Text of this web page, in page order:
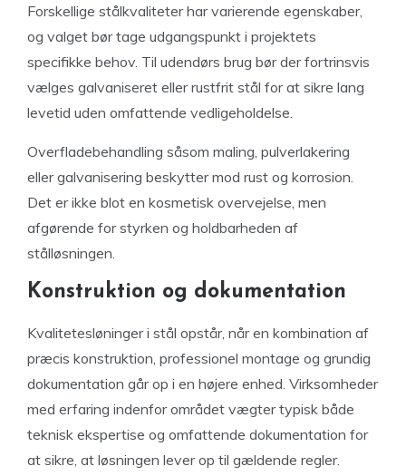
Forskellige stålkvaliteter har varierende egenskaber,
og valget bør tage udgangspunkt i projektets
specifikke behov. Til udendørs brug bør der fortrinsvis
vælges galvaniseret eller rustfrit stål for at sikre lang
levetid uden omfattende vedligeholdelse.
Overfladebehandling såsom maling, pulverlakering
eller galvanisering beskytter mod rust og korrosion.
Det er ikke blot en kosmetisk overvejelse, men
afgørende for styrken og holdbarheden af
stålløsningen.
Konstruktion og dokumentation
Kvalitetesløninger i stål opstår, når en kombination af
præcis konstruktion, professionel montage og grundig
dokumentation går op i en højere enhed. Virksomheder
med erfaring indenfor området vægter typisk både
teknisk ekspertise og omfattende dokumentation for
at sikre, at løsningen lever op til gældende regler.